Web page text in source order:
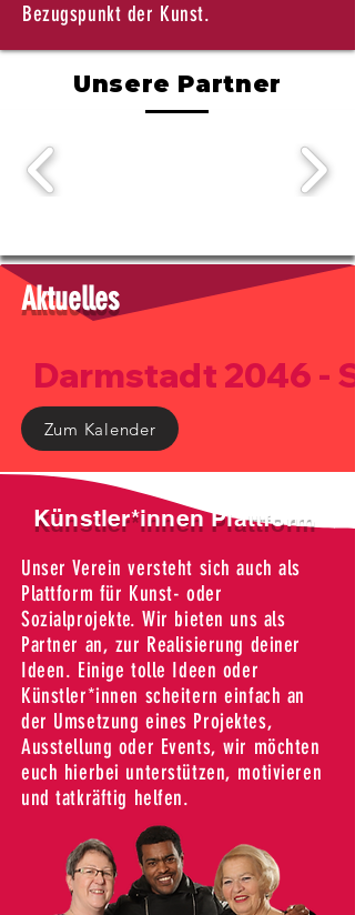
Bezugspunkt der Kunst.
Unsere Partner
Aktuelles
Darmstadt 2046 -
Zum Kalender
Künstler*innen Plattform
Unser Verein versteht sich auch als
Plattform für Kunst- oder
Sozialprojekte. Wir bieten uns als
Partner an, zur Realisierung deiner
Ideen. Einige tolle Ideen oder
Künstler*innen scheitern einfach an
der Umsetzung eines Projektes,
Ausstellung oder Events, wir möchten
euch hierbei unterstützen, motivieren
und tatkräftig helfen.​